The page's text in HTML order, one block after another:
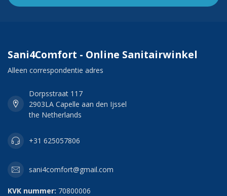
Sani4Comfort - Online Sanitairwinkel
Alleen correspondentie adres
Dorpsstraat 117
2903LA Capelle aan den Ijssel
the Netherlands
+31 625057806
sani4comfort@gmail.com
KVK nummer: 70800006